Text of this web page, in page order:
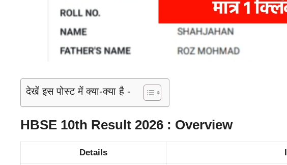
देखें इस पोस्ट में क्या-क्या है -
HBSE 10th Result 2026 : Overview
Details